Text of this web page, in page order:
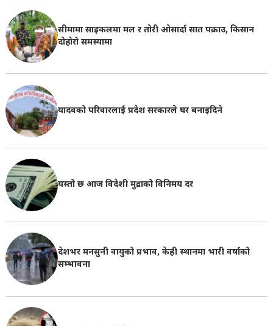
सीमामा साइकलमा मल र तोरी ओसार्दा सात पक्राउ, किसान
दोहोरो समस्यामा
यादवको परिवारलाई प्रदेश सरकारले घर बनाइदिने
यस्तो छ आज विदेशी मुद्राको विनिमय दर
देशभर मनसुनी वायुको प्रभाव, केही स्थानमा भारी वर्षाको
सम्भावना